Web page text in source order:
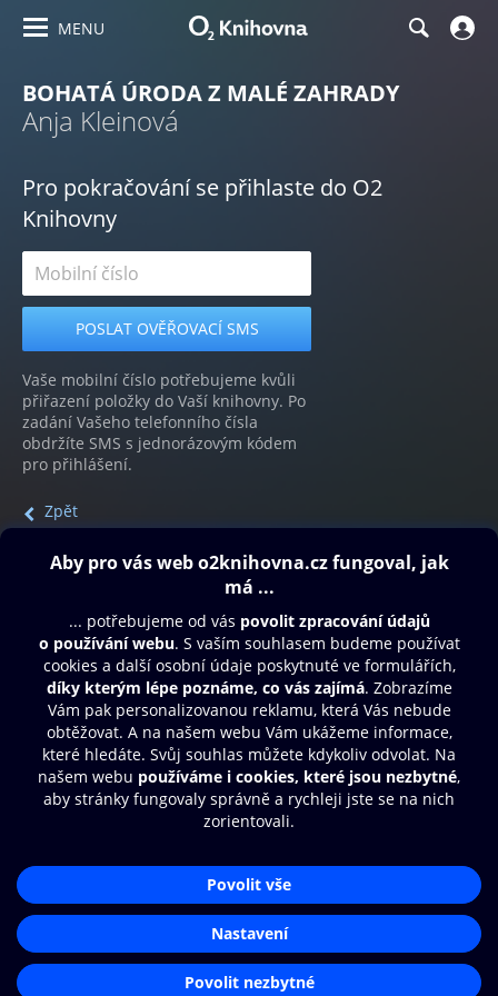
MENU
BOHATÁ ÚRODA Z MALÉ ZAHRADY
Anja Kleinová
Pro pokračování se přihlaste do O2
Knihovny
Vaše mobilní číslo potřebujeme kvůli
přiřazení položky do Vaší knihovny. Po
zadání Vašeho telefonního čísla
obdržíte SMS s jednorázovým kódem
pro přihlášení.
Zpět
Obsah ke stažení
Moje O2 Knihovna
Další zábava
© O2 Czech Republic a.s.
Přístupnost
Zásady zpracování osobních údajů
Nastavení cookies
Aplikace O2 Knihovna
Čti a poslouchej své e-knihy a
audioknihy rychleji a pohodlněji.